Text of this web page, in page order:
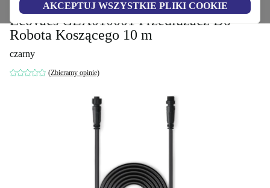
AKCEPTUJ WSZYSTKIE PLIKI COOKIE
Ecovacs GEX010001 Przedłużacz Do
Robota Koszącego 10 m
czarny
(Zbieramy opinie)